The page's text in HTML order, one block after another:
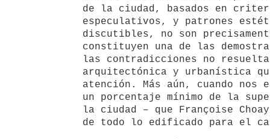
de la ciudad, basados en
especulativos, y patrones
discutibles, no son
constituyen una de las
las contradicciones no
arquitectónica y urbanística
atención. Más aún, cuando nos
un porcentaje mínimo de la
la ciudad – que Françoise
de todo lo edificado para el